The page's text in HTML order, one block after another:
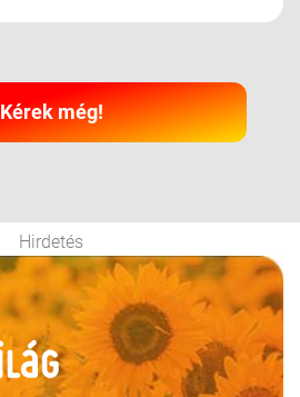
Kérek még!
Hirdetés